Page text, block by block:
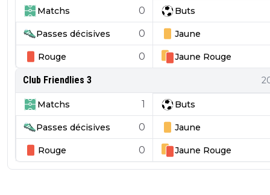
Matchs 0 Buts
Passes décisives 0 Jaune
Rouge 0 Jaune Rouge
Club Friendlies 3
Matchs 1 Buts
Passes décisives 0 Jaune
Rouge 0 Jaune Rouge